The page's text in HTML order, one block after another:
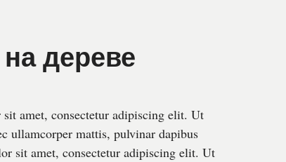
дереве
amet, consectetur adipiscing elit. Ut
ullamcorper mattis, pulvinar dapibus
sit amet, consectetur adipiscing elit. Ut